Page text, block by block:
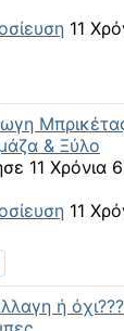
11
& Ξύλο
11 Χρόνια
11
ή όχι???